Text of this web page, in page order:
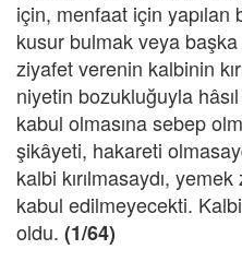
için, menfaat için yapılan
kusur bulmak veya
ziyafet verenin kalbinin
niyetin bozukluğuyla
kabul olmasına sebep
şikâyeti, hakareti
kalbi kırılmasaydı,
kabul edilmeyecekti.
oldu. (1/64)